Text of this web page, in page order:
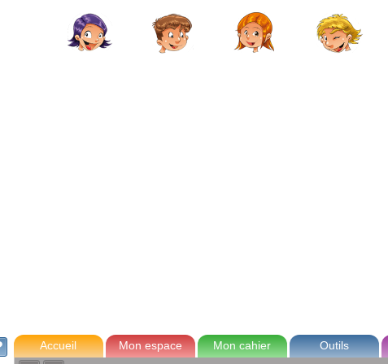
Accueil Mon espace Mon cahier Outils